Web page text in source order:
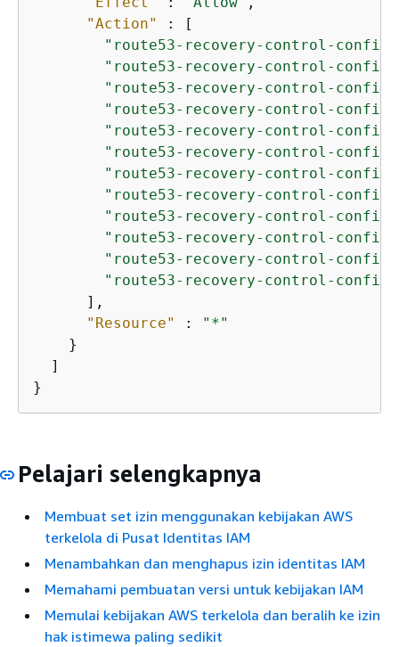
"Action"
: [
"route53-recovery-control-
"route53-recovery-control-
"route53-recovery-control-
"route53-recovery-control-
"route53-recovery-control-
"route53-recovery-control-
"route53-recovery-control-
"route53-recovery-control-
"route53-recovery-control-
"route53-recovery-control-
"route53-recovery-control-
"route53-recovery-control-
      ],
"Resource"
:
"*"
    }
  ]
}
Pelajari selengkapnya
Membuat set izin menggunakan kebijakan AWS
terkelola di Pusat Identitas IAM
Menambahkan dan menghapus izin identitas IAM
Memahami pembuatan versi untuk kebijakan IAM
Memulai kebijakan AWS terkelola dan beralih ke izin
hak istimewa paling sedikit